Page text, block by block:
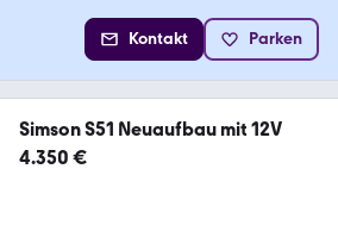
Kontakt Parken
Simson S51 Neuaufbau mit 12V
4.350 €